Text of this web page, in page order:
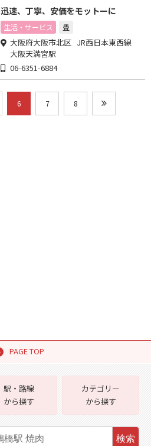
迅速、丁寧、安価をモットーに
生活・サービス 畳
大阪府大阪市北区 JR西日本東西線
大阪天満宮駅
06-6351-6884
6 7 8
PAGE TOP
駅・路線
から探す
カテゴリー
から探す
検索